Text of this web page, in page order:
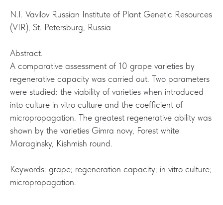
N.I. Vavilov Russian Institute of Plant Genetic Resources
(VIR), St. Petersburg, Russia
Abstract.
A comparative assessment of 10 grape varieties by
regenerative capacity was carried out. Two parameters
were studied: the viability of varieties when introduced
into culture in vitro culture and the coefficient of
micropropagation. The greatest regenerative ability was
shown by the varieties Gimra novy, Forest white
Maraginsky, Kishmish round.
Keywords: grape; regeneration capacity; in vitro culture;
micropropagation.